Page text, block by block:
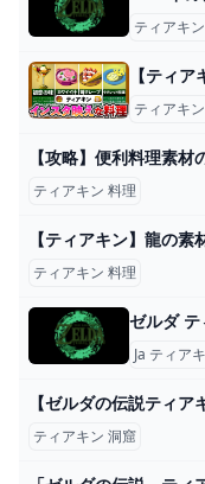
ティアキ
ティアキ
ティアキン 料理
ティアキン 料理
ゼルダ テ
Ja ティア
ティアキン 洞窟